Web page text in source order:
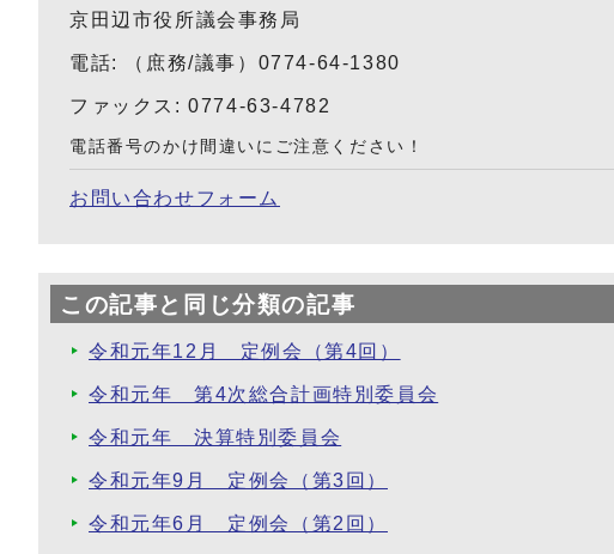
京田辺市役所議会事務局
電話: （庶務/議事）0774-64-1380
ファックス: 0774-63-4782
電話番号のかけ間違いにご注意ください！
お問い合わせフォーム
この記事と同じ分類の記事
令和元年12月 定例会（第4回）
令和元年 第4次総合計画特別委員会
令和元年 決算特別委員会
令和元年9月 定例会（第3回）
令和元年6月 定例会（第2回）